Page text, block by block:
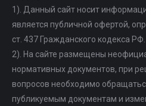
1). Данный сайт носит
является публичной офертой,
ст. 437 Гражданского кодекса РФ.
2). На сайте размещены
нормативных документов, при
вопросов необходимо
публикуемым документам и